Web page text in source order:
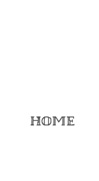
Home